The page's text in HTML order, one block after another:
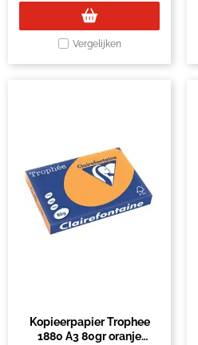
Vergelijken
Kopieerpapier Trophee
1880 A3 80gr oranje